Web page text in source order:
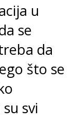
u
se
da
što se
svi